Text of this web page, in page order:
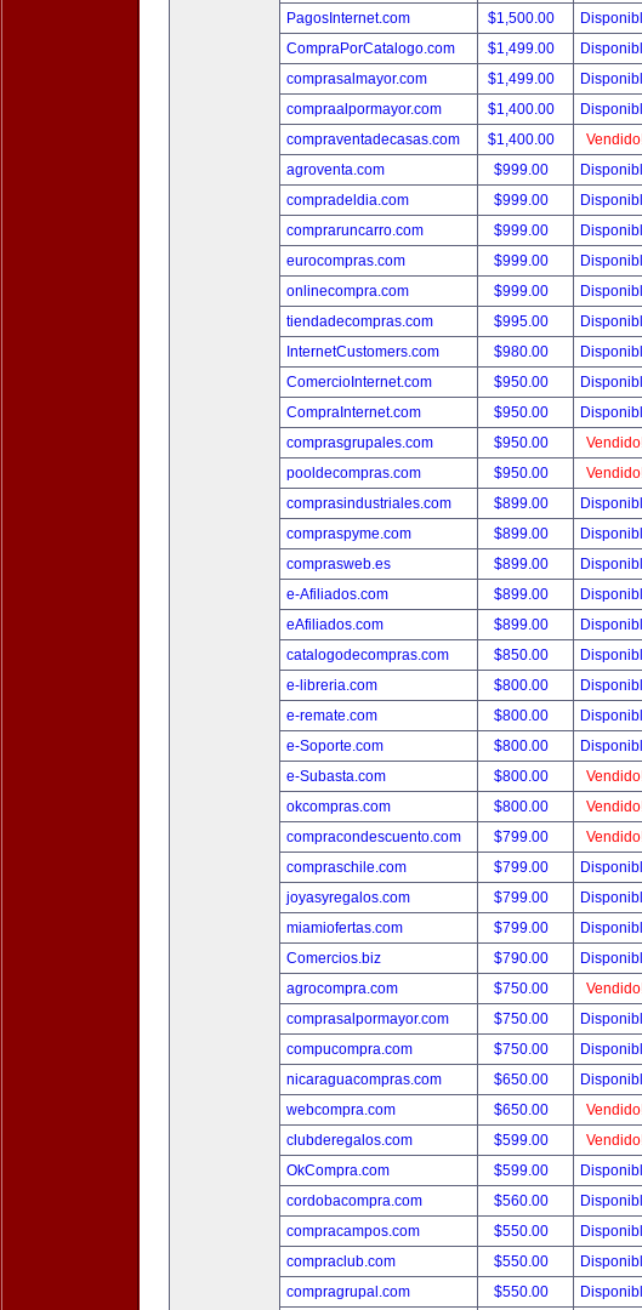
PagosInternet.com
$1,500.00
CompraPorCatalogo.com
$1,499.00
comprasalmayor.com
$1,499.00
compraalpormayor.com
$1,400.00
compraventadecasas.com
$1,400.00
agroventa.com
$999.00
compradeldia.com
$999.00
compraruncarro.com
$999.00
eurocompras.com
$999.00
onlinecompra.com
$999.00
tiendadecompras.com
$995.00
InternetCustomers.com
$980.00
ComercioInternet.com
$950.00
CompraInternet.com
$950.00
comprasgrupales.com
$950.00
pooldecompras.com
$950.00
comprasindustriales.com
$899.00
compraspyme.com
$899.00
comprasweb.es
$899.00
e-Afiliados.com
$899.00
eAfiliados.com
$899.00
catalogodecompras.com
$850.00
e-libreria.com
$800.00
e-remate.com
$800.00
e-Soporte.com
$800.00
e-Subasta.com
$800.00
okcompras.com
$800.00
compracondescuento.com
$799.00
compraschile.com
$799.00
joyasyregalos.com
$799.00
miamiofertas.com
$799.00
Comercios.biz
$790.00
agrocompra.com
$750.00
comprasalpormayor.com
$750.00
compucompra.com
$750.00
nicaraguacompras.com
$650.00
webcompra.com
$650.00
clubderegalos.com
$599.00
OkCompra.com
$599.00
cordobacompra.com
$560.00
compracampos.com
$550.00
compraclub.com
$550.00
compragrupal.com
$550.00